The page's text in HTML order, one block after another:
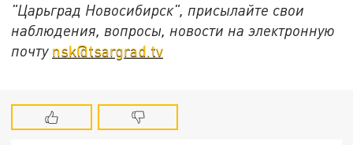
"Царьград Новосибирск", присылайте свои
наблюдения, вопросы, новости на электронную
почту nsk@tsargrad.tv